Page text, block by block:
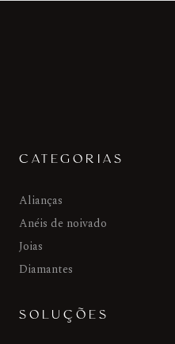
CATEGORIAS
Alianças
Anéis de noivado
Joias
Diamantes
SOLUÇÕES